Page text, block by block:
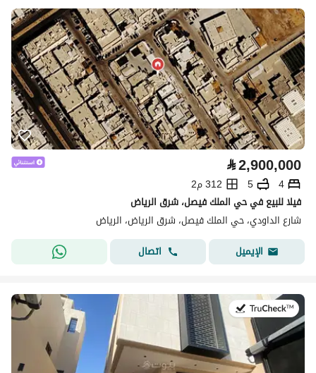
⃁2,900,000
4
5
312 م2
فيلا للبيع في حي الملك فيصل، شرق الرياض
شارع الداودي، حي الملك فيصل، شرق الرياض، الرياض
الإيميل
اتصال
في:6 يوليو 2026